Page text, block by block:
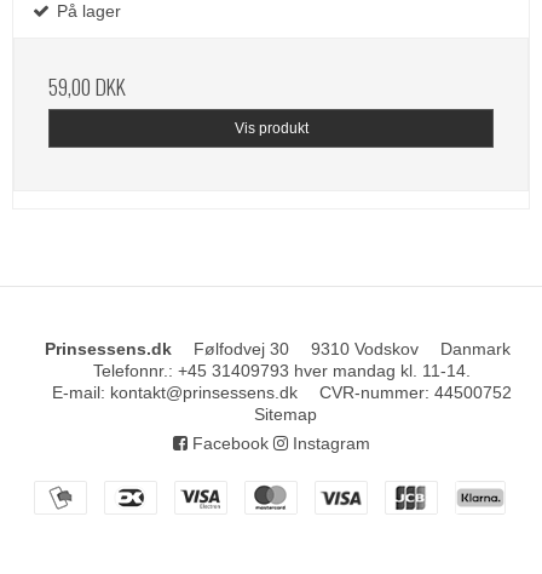
På lager
59,00 DKK
Vis produkt
Prinsessens.dk Følfodvej 30 9310 Vodskov
Danmark
Telefonnr. : +45 31409793 hver mandag kl. 11-14.
E-mail: kontakt@prinsessens.dk CVR-nummer: 44500752
Sitemap
Facebook
Instagram